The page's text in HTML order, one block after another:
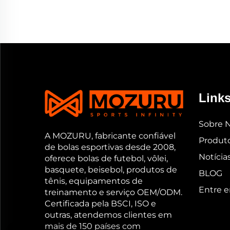
A MOZURU, fabricante confiável
de bolas esportivas desde 2008,
oferece bolas de futebol, vôlei,
basquete, beisebol, produtos de
tênis, equipamentos de
treinamento e serviço OEM/ODM.
Certificada pela BSCI, ISO e
outras, atendemos clientes em
mais de 150 países com
Sobre
BLOG
Entre